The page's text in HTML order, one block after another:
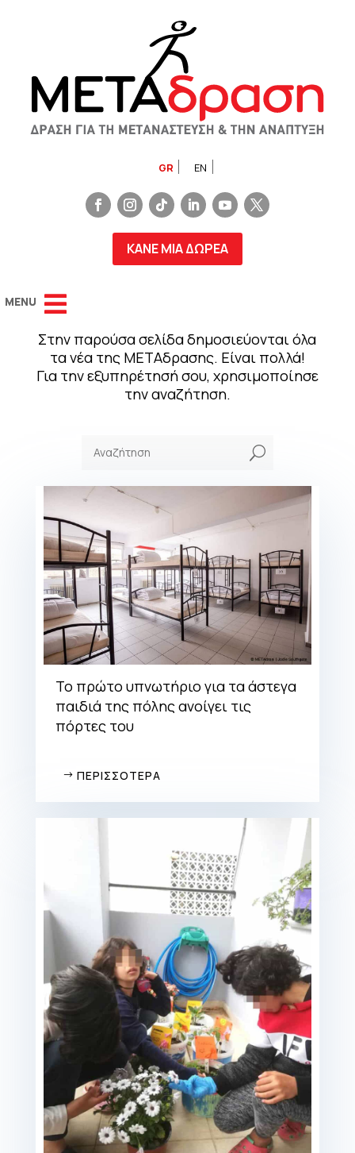
GR EN
ΚΑΝΕ ΜΙΑ ΔΩΡΕΑ
Στην παρούσα σελίδα δημοσιεύονται όλα
τα νέα της ΜΕΤΑδρασης. Είναι πολλά!
Για την εξυπηρέτησή σου, χρησιμοποίησε
την αναζήτηση.
U
Το πρώτο υπνωτήριο για τα άστεγα
παιδιά της πόλης ανοίγει τις
πόρτες του
ΠΕΡΙΣΣΟΤΕΡΑ